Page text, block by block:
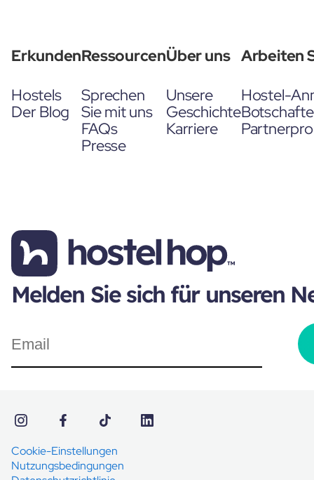
Erkunden
Hostels
Der Blog
Ressourcen
Sprechen
Sie mit uns
FAQs
Presse
Über uns
Unsere
Geschichte
Karriere
Arbeiten
Hostel-
Melden Sie sich für unseren
Cookie-Einstellungen
Nutzungsbedingungen